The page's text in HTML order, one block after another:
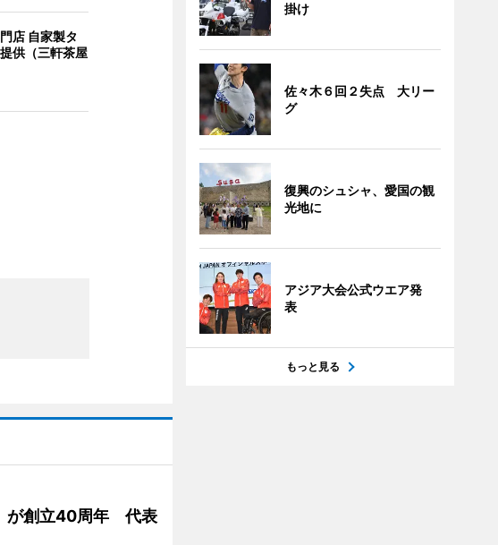
店 自家製タ
供（三軒茶屋
が創立40周年 代表
掛け
佐々木６回２失点 大リー
グ
復興のシュシャ、愛国の観
光地に
アジア大会公式ウエア発
表
もっと見る